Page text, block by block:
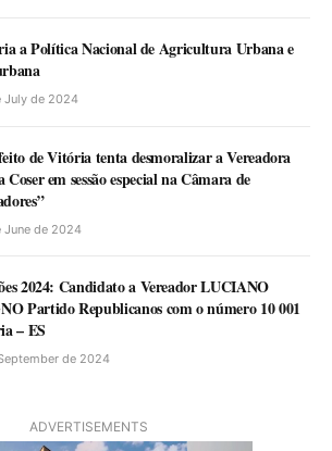
a Política Nacional de Agricultura Urbana e
July de 2024
de Vitória tenta desmoralizar a Vereadora
em sessão especial na Câmara de
June de 2024
2024: Candidato a Vereador LUCIANO
Partido Republicanos com o número 10 001
– ES
de 2024
ADVERTISEMENTS